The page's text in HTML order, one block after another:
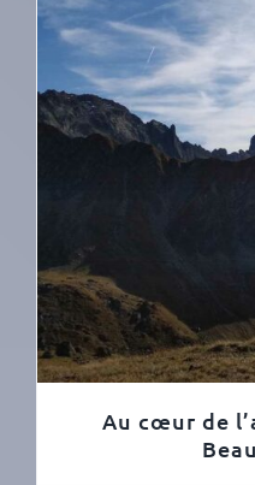
Au cœur de